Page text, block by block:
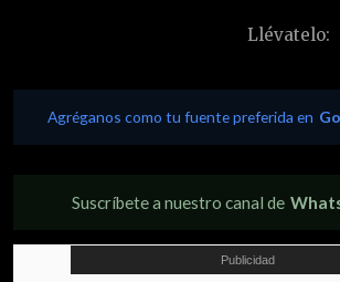
Llévatelo:
Agréganos como tu fuente preferida en
Suscríbete a nuestro canal de